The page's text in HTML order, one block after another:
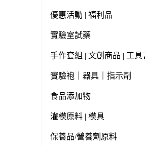
優惠活動 | 福利品
實驗室試藥
手作套組 | 文創商品 | 工具
實驗袍｜器具｜指示劑
食品添加物
灌模原料 | 模具
保養品/營養劑原料